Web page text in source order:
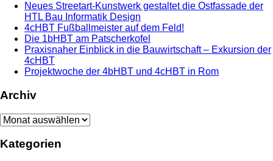
Neues Streetart-Kunstwerk gestaltet die Ostfassade der
HTL Bau Informatik Design
4cHBT Fußballmeister auf dem Feld!
Die 1bHBT am Patscherkofel
Praxisnaher Einblick in die Bauwirtschaft – Exkursion der
4cHBT
Projektwoche der 4bHBT und 4cHBT in Rom
Archiv
Archiv
Kategorien